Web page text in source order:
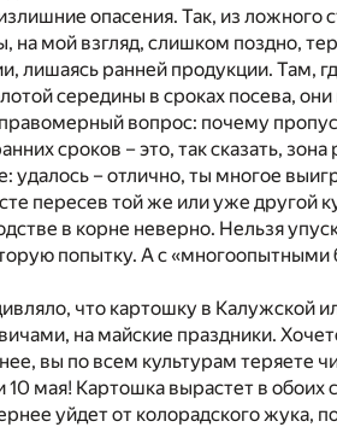
опасения. Так, из ложного
на мой взгляд, слишком поздно,
лишаясь ранней продукции. Там,
середины в сроках посева,
вопрос: почему
сроков – это, так сказать,
удалось – отлично, ты многое
пересев той же или уже другой
в корне неверно. Нельзя
попытку. А с «многоопытными
что картошку в Калужской
на майские праздники.
вы по всем культурам теряете
мая! Картошка вырастет в обоих
уйдет от колорадского жука,